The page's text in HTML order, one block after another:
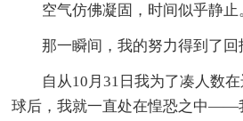
空气仿佛凝固，时间似乎静止
那一瞬间，我的努力得到了回
自从10月31日我为了凑人数在
球后，我就一直处在惶恐之中——